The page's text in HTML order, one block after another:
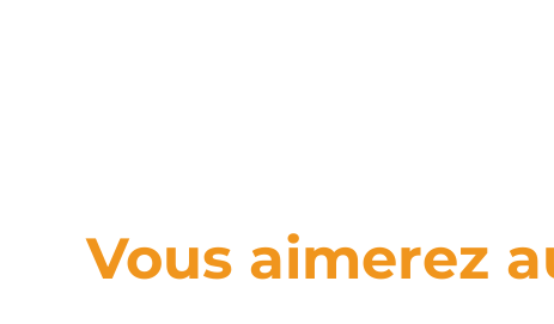
Vous aimerez